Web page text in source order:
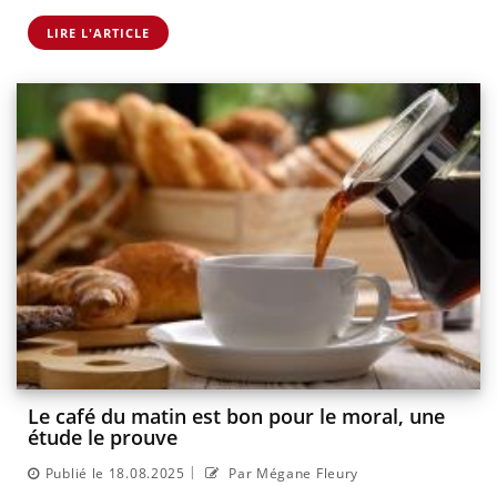
LIRE L'ARTICLE
Le café du matin est bon pour le moral, une
étude le prouve
Publié le 18.08.2025 | Par Mégane Fleury